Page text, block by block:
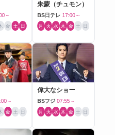
～
金 土 日
朱蒙（チュモン）
BS日テレ 17:00～
月 火 水 木 金 土 日
～
金 土 日
偉大なショー
BSフジ 07:55～
月 火 水 木 金 土 日